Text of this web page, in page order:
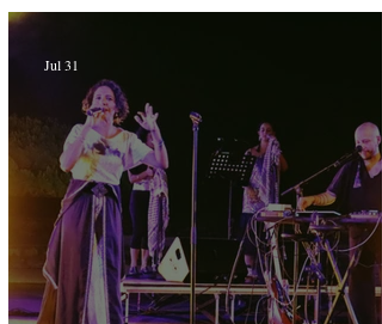
Jul 31